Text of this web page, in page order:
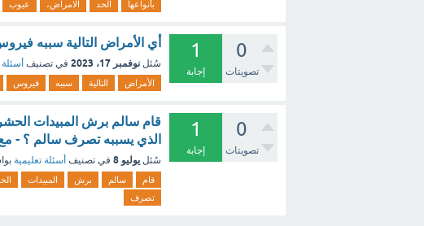
بأنواعها
الحد الامراض، عيوب
0
تصويتات
1
إجابة
أي الأمراض التالية سببه
سُئل نوفمبر 17، 2023 في تصنيف
الأمراض التالية سببه فيروس
0
تصويتات
1
إجابة
قام سالم برش المبيدات
الذي يسببه تصرف سالم ؟ -
سُئل يوليو 8 في تصنيف أسئلة تعليمية
قام سالم برش المبيدات
تصرف